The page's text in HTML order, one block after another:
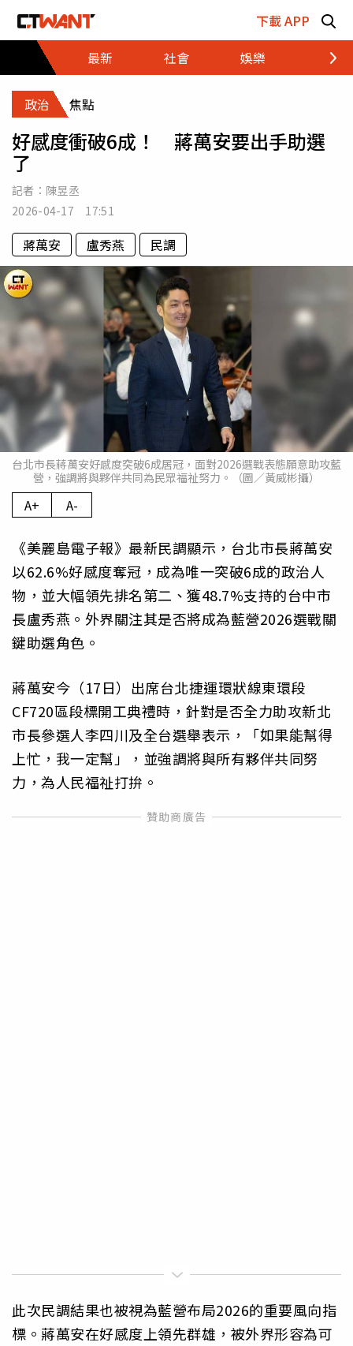
下載 APP
最新
社會 娛樂 財經
政治 焦點
好感度衝破6成！ 蔣萬安要出手助選
了
記者： 陳昱丞
2026-04-17 17:51
蔣萬安 盧秀燕 民調
台北市長蔣萬安好感度突破6成居冠，面對2026選戰表態願意助攻藍
營，強調將與夥伴共同為民眾福祉努力。（圖／黃威彬攝）
A+ A-
《美麗島電子報》最新民調顯示，台北市長蔣萬安
以62.6%好感度奪冠，成為唯一突破6成的政治人
物，並大幅領先排名第二、獲48.7%支持的台中市
長盧秀燕。外界關注其是否將成為藍營2026選戰關
鍵助選角色。
蔣萬安今（17日）出席台北捷運環狀線東環段
CF720區段標開工典禮時，針對是否全力助攻新北
市長參選人李四川及全台選舉表示，「如果能幫得
上忙，我一定幫」，並強調將與所有夥伴共同努
力，為人民福祉打拚。
此次民調結果也被視為藍營布局2026的重要風向指
標。蔣萬安在好感度上領先群雄，被外界形容為可